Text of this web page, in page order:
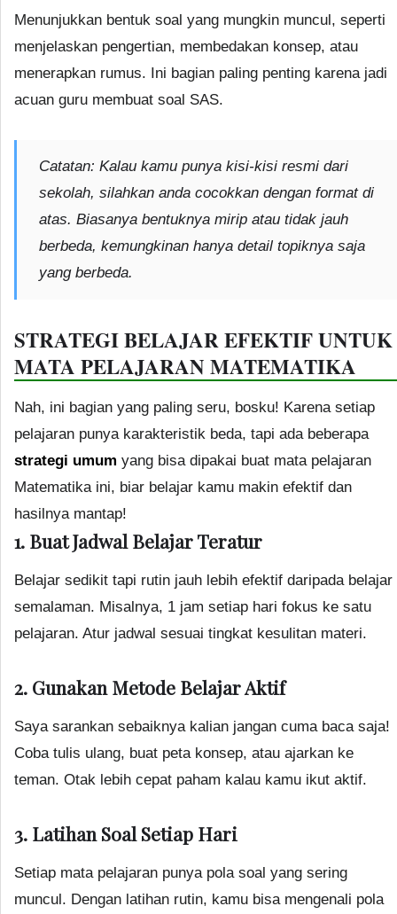
Menunjukkan bentuk soal yang mungkin muncul, seperti
menjelaskan pengertian, membedakan konsep, atau
menerapkan rumus. Ini bagian paling penting karena jadi
acuan guru membuat soal SAS.
Catatan: Kalau kamu punya kisi-kisi resmi dari
sekolah, silahkan anda cocokkan dengan format di
atas. Biasanya bentuknya mirip atau tidak jauh
berbeda, kemungkinan hanya detail topiknya saja
yang berbeda.
STRATEGI BELAJAR EFEKTIF UNTUK
MATA PELAJARAN MATEMATIKA
Nah, ini bagian yang paling seru, bosku! Karena setiap
pelajaran punya karakteristik beda, tapi ada beberapa
strategi umum yang bisa dipakai buat mata pelajaran
Matematika ini, biar belajar kamu makin efektif dan
hasilnya mantap!
1. Buat Jadwal Belajar Teratur
Belajar sedikit tapi rutin jauh lebih efektif daripada belajar
semalaman. Misalnya, 1 jam setiap hari fokus ke satu
pelajaran. Atur jadwal sesuai tingkat kesulitan materi.
2. Gunakan Metode Belajar Aktif
Saya sarankan sebaiknya kalian jangan cuma baca saja!
Coba tulis ulang, buat peta konsep, atau ajarkan ke
teman. Otak lebih cepat paham kalau kamu ikut aktif.
3. Latihan Soal Setiap Hari
Setiap mata pelajaran punya pola soal yang sering
muncul. Dengan latihan rutin, kamu bisa mengenali pola